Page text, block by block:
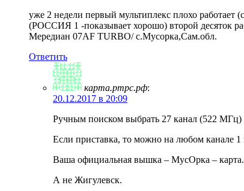
уже 2 недели первый мультиплекс плохо работает
(РОССИЯ 1 -показывает хорошо) второй десяток
Мередиан 07AF TURBO/ с.Мусорка,Сам.обл.
Ответить
карта.ртрс.рф:
20.12.2017 в 20:09
Ручным поиском выбрать 27 канал (522 МГц)
Если приставка, то можно на любом канале
Ваша официальная вышка – МусОрка –
А не Жигулевск.